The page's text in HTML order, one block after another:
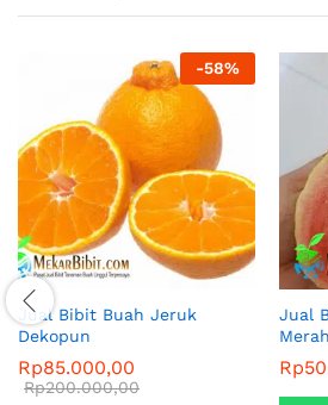
-58%
Jual Bibit Buah Jeruk
Dekopun
Rp85.000,00
Rp200.000,00
Jual
Merah
Rp